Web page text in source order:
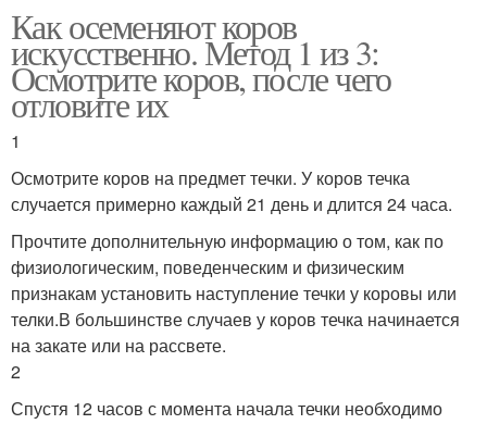
Как осеменяют коров
искусственно. Метод 1 из 3:
Осмотрите коров, после чего
отловите их
1
Осмотрите коров на предмет течки. У коров течка
случается примерно каждый 21 день и длится 24 часа.
Прочтите дополнительную информацию о том, как по
физиологическим, поведенческим и физическим
признакам установить наступление течки у коровы или
телки.В большинстве случаев у коров течка начинается
на закате или на рассвете.
2
Спустя 12 часов с момента начала течки необходимо